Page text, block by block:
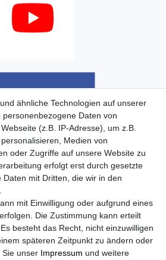
ähnliche Technologien auf unserer
Daten von
(z.B. IP-Adresse), um z.B.
Medien von
oder Zugriffe auf unsere Website zu
erfolgt erst durch gesetzte
mit Dritten, die wir in den
mit Einwilligung oder aufgrund eines
Die Zustimmung kann erteilt
besteht das Recht, nicht einzuwilligen
späteren Zeitpunkt zu ändern oder
Sie unser Impressum und weitere